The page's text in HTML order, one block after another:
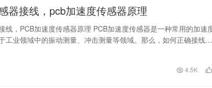
器接线，pcb加速度传感器原理
线，PCB加速度传感器原理 PCB加速度传感器是一种常用的加速
工业领域中的振动测量、冲击测量等领域。那么，如何正确接线
4.5K